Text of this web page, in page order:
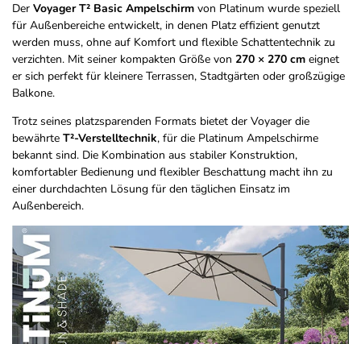
Der Voyager T² Basic Ampelschirm von Platinum wurde speziell
für Außenbereiche entwickelt, in denen Platz effizient genutzt
werden muss, ohne auf Komfort und flexible Schattentechnik zu
verzichten. Mit seiner kompakten Größe von 270 × 270 cm eignet
er sich perfekt für kleinere Terrassen, Stadtgärten oder großzügige
Balkone.
Trotz seines platzsparenden Formats bietet der Voyager die
bewährte T²-Verstelltechnik, für die Platinum Ampelschirme
bekannt sind. Die Kombination aus stabiler Konstruktion,
komfortabler Bedienung und flexibler Beschattung macht ihn zu
einer durchdachten Lösung für den täglichen Einsatz im
Außenbereich.